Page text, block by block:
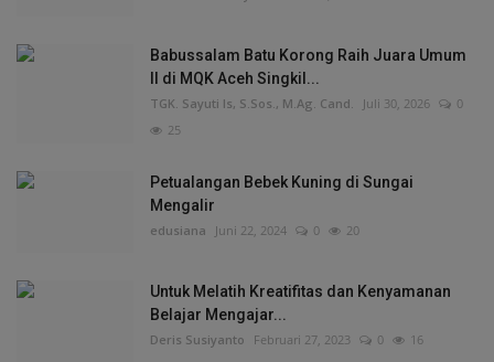
Babussalam Batu Korong Raih Juara Umum
II di MQK Aceh Singkil...
TGK. Sayuti Is, S.Sos., M.Ag. Cand. Juli 30, 2026
0
25
Petualangan Bebek Kuning di Sungai
Mengalir
edusiana Juni 22, 2024 0 20
Untuk Melatih Kreatifitas dan Kenyamanan
Belajar Mengajar...
Deris Susiyanto Februari 27, 2023 0 16